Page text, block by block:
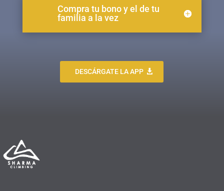
Compra tu bono y el de tu
familia a la vez
DESCÁRGATE LA APP